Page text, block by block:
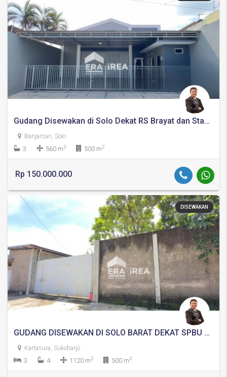
Gudang Disewakan di Solo Dekat RS Brayat dan Stadion Manahan Solo
Banjarsari, Solo
3 560 m2 500 m2
Rp 150.000.000
DISEWAKAN
GUDANG DISEWAKAN DI SOLO BARAT DEKAT SPBU KERTONATAN
Kartasura, Sukoharjo
3 4 1120 m2 500 m2